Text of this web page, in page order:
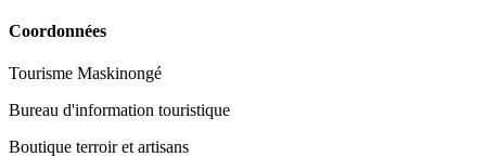
Coordonnées
Tourisme Maskinongé
Bureau d'information touristique
Boutique terroir et artisans